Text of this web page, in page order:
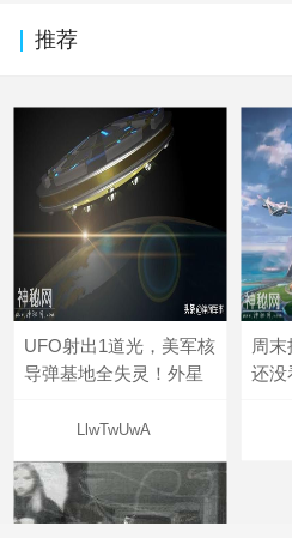
推荐
UFO射出1道光，美军核
导弹基地全失灵！外星
LlwTwUwA
周
还没